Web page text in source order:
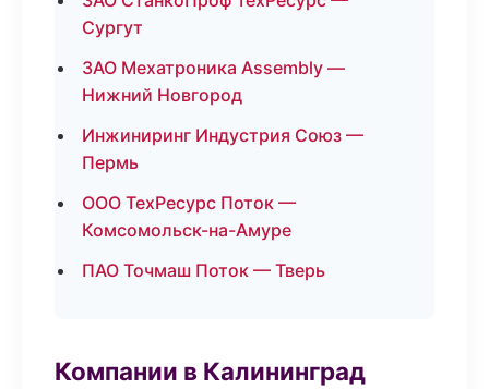
Сургут
ЗАО Мехатроника Assembly —
Нижний Новгород
Инжиниринг Индустрия Союз —
Пермь
ООО ТехРесурс Поток —
Комсомольск-на-Амуре
ПАО Точмаш Поток — Тверь
Компании в Калининград